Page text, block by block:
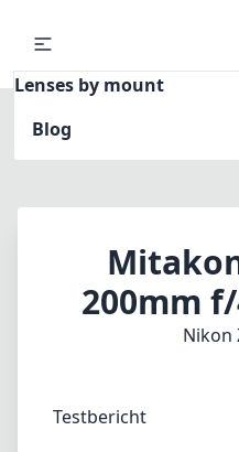
Lenses by mount
Blog
Home
200mm
Nikon
Testbericht